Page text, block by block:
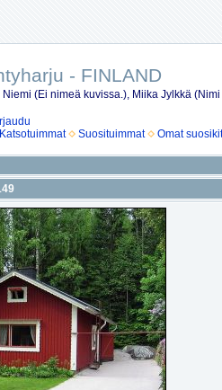
- FINLAND
(Ei nimeä kuvissa.), Miika Jylkkä
Katsotuimmat Suosituimmat Omat suosikit